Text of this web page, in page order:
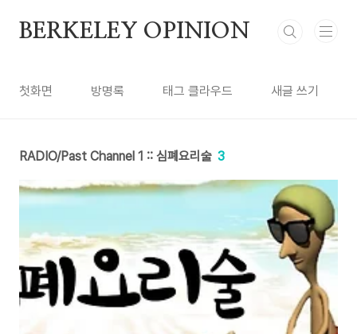
BERKELEY OPINION
첫화면 방명록 태그 클라우드 새글 쓰기
RADIO/Past Channel 1 :: 심폐요리술 3